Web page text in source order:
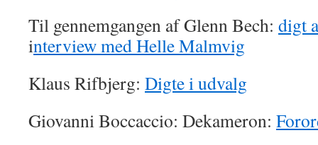
Til gennemgangen af Glenn Bech: digt
interview med Helle Malmvig
Klaus Rifbjerg: Digte i udvalg
Giovanni Boccaccio: Dekameron: